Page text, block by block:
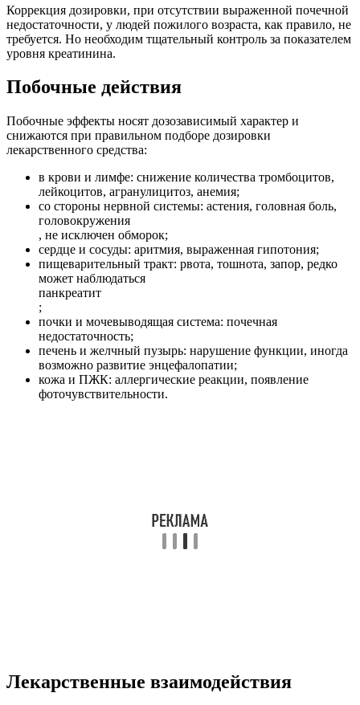
Коррекция дозировки, при отсутствии выраженной почечной
недостаточности, у людей пожилого возраста, как правило, не
требуется. Но необходим тщательный контроль за показателем
уровня креатинина.
Побочные действия
Побочные эффекты носят дозозависимый характер и
снижаются при правильном подборе дозировки
лекарственного средства:
в крови и лимфе: снижение количества тромбоцитов,
лейкоцитов, агранулицитоз, анемия;
со стороны нервной системы: астения, головная боль,
головокружения
, не исключен обморок;
сердце и сосуды: аритмия, выраженная гипотония;
пищеварительный тракт: рвота, тошнота, запор, редко
может наблюдаться
панкреатит
;
почки и мочевыводящая система: почечная
недостаточность;
печень и желчный пузырь: нарушение функции, иногда
возможно развитие энцефалопатии;
кожа и ПЖК: аллергические реакции, появление
фоточувствительности.
Лекарственные взаимодействия